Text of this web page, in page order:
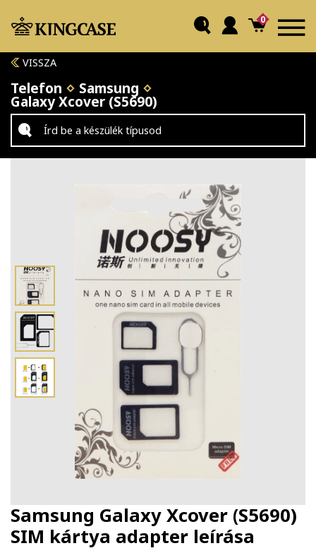
0
VISSZA
Telefon Samsung
Galaxy Xcover (S5690)
Samsung Galaxy Xcover (S5690)
SIM kártya adapter leírása